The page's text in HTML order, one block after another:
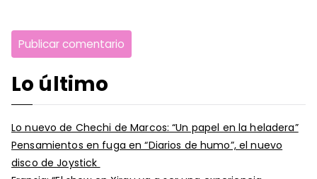
Lo último
Lo nuevo de Chechi de Marcos: “Un papel en la heladera”
Pensamientos en fuga en “Diarios de humo”, el nuevo
disco de Joystick